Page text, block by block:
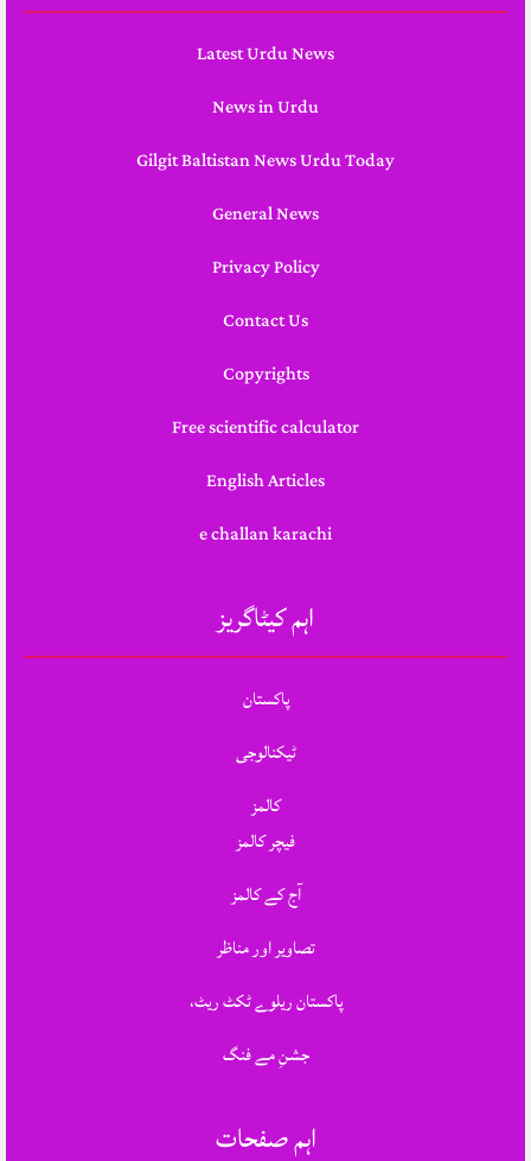
Latest Urdu News
News in Urdu
Gilgit Baltistan News Urdu Today
General News
Privacy Policy
Contact Us
Copyrights
Free scientific calculator
English Articles
e challan karachi
اہم کیٹاگریز
پاکستان
ٹیکنالوجی
کالمز
فیچر کالمز
آج کے کالمز
تصاویر اور مناظر
پاکستان ریلوے ٹکٹ ریٹ،
جشنِ مے فنگ
اہم صفحات